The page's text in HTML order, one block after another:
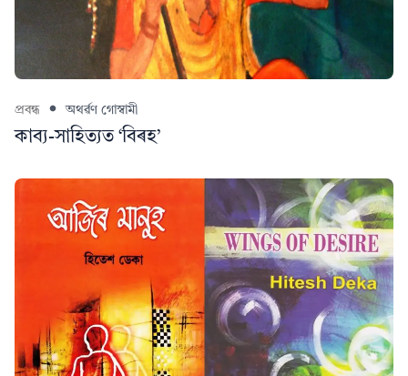
প্ৰবন্ধ অথৰ্ৱণ গোস্বামী
কাব্য-সাহিত্যত ‘বিৰহ’